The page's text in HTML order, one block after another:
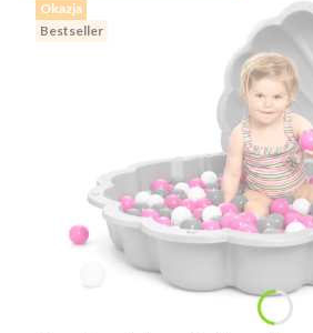
Okazja
Bestseller